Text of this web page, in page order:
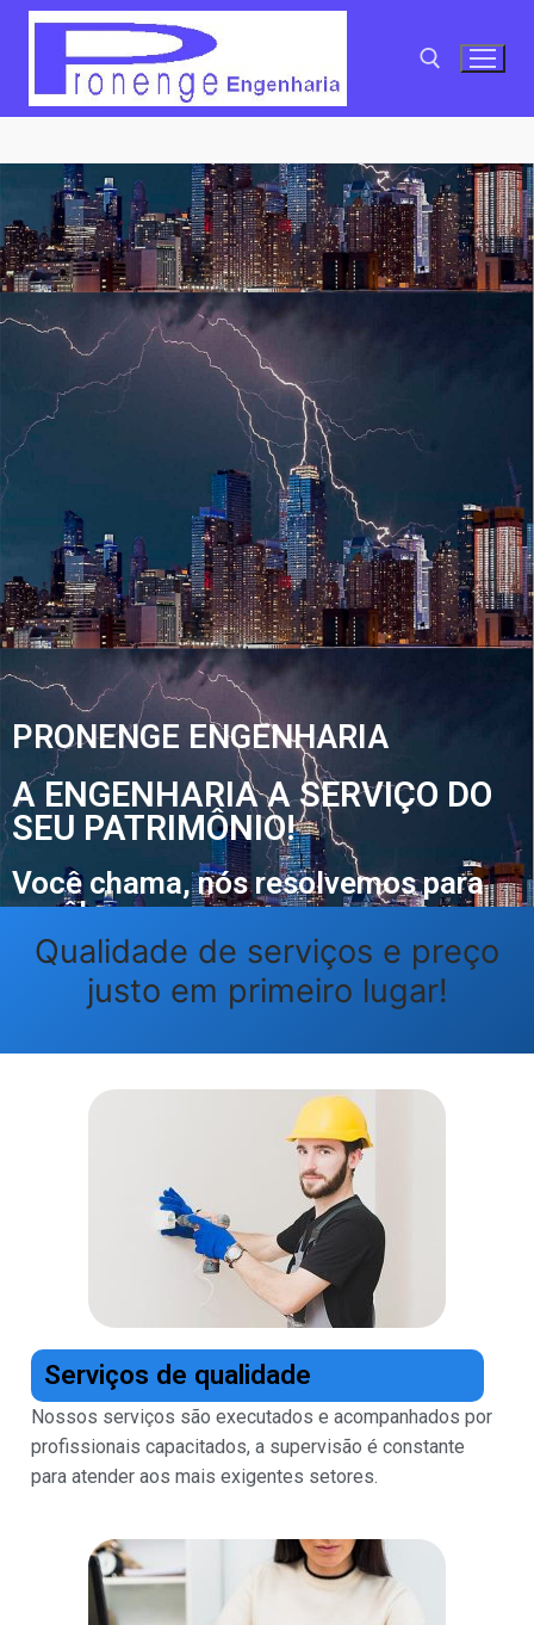
PRONENGE ENGENHARIA
A ENGENHARIA A SERVIÇO DO
SEU PATRIMÔNIO!
Você chama, nós resolvemos para
você!
Qualidade de serviços e preço
justo em primeiro lugar!
Serviços de qualidade
Nossos serviços são executados e acompanhados por
profissionais capacitados, a supervisão é constante
para atender aos mais exigentes setores.